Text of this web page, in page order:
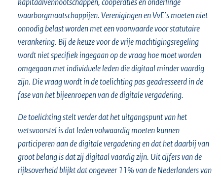
waarborgmaatschappijen. Verenigingen en VvE’s moeten niet
onnodig belast worden met een voorwaarde voor statutaire
verankering. Bij de keuze voor de vrije machtigingsregeling
wordt niet specifiek ingegaan op de vraag hoe moet worden
omgegaan met individuele leden die digitaal minder vaardig
zijn. Die vraag wordt in de toelichting pas geadresseerd in de
fase van het bijeenroepen van de digitale vergadering.
De toelichting stelt verder dat het uitgangspunt van het
wetsvoorstel is dat leden volwaardig moeten kunnen
participeren aan de digitale vergadering en dat het daarbij van
groot belang is dat zij digitaal vaardig zijn. Uit cijfers van de
rijksoverheid blijkt dat ongeveer 11% van de Nederlanders van